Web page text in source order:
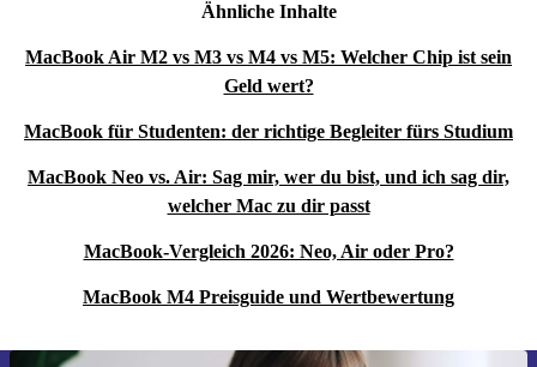
Magic Keyboard mit Hintergrundbeleuchtung:
einzigartige Magic Keyboard, ein Umgebungslichtsensor
und ein Force Touch Trackpad - für eine präzise
Cursorsteuerung oder das Aktivieren verschiedener
diesen Laptop der nächsten Generation noch besonderer.
Nachhaltigkeit trifft Stil:Umarme einen nachhaltigeren
Lebensstil, ohne Kompromisse beim Stil einzugehen.
beeindruckendes Aluminiumgehäuse und trägt außerdem
Ähnliche Inhalte
MacBook Air M2 vs M3 vs M4 vs M5: Welcher Chip ist sein
Geld wert?
MacBook für Studenten: der richtige Begleiter fürs Studium
MacBook Neo vs. Air: Sag mir, wer du bist, und ich sag dir,
welcher Mac zu dir passt
MacBook-Vergleich 2026: Neo, Air oder Pro?
MacBook M4 Preisguide und Wertbewertung